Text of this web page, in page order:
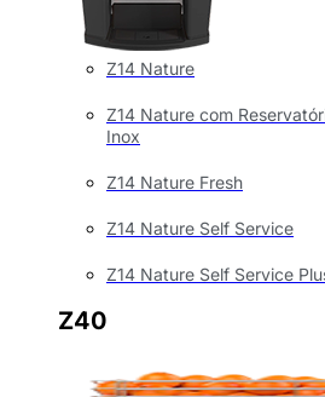
Z14 Nature
Z14 Nature com
Inox
Z14 Nature Fresh
Z14 Nature Self Service
Z14 Nature Self Service
Z40